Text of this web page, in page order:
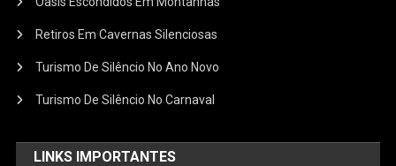
Retiros Em Cavernas Silenciosas
Turismo De Silêncio No Ano Novo
Turismo De Silêncio No Carnaval
LINKS IMPORTANTES